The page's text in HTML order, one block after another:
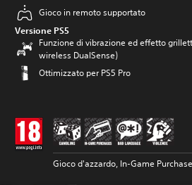
Gioco in remoto supportato
Versione PS5
Funzione di vibrazione ed effetto
wireless DualSense)
Ottimizzato per PS5 Pro
Gioco d'azzardo, In-Game